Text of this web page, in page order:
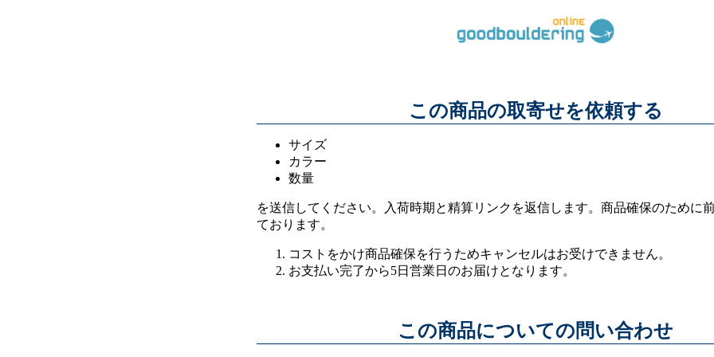
この商品の取寄せを依頼する
サイズ
カラー
数量
を送信してください。入荷時期と精算リンクを返信します。商品確保のために
ております。
コストをかけ商品確保を行うためキャンセルはお受けできません。
お支払い完了から5日営業日のお届けとなります。
この商品についての問い合わせ